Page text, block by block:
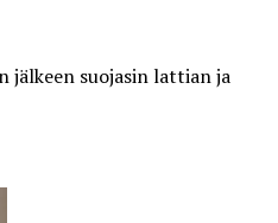
jälkeen suojasin lattian ja